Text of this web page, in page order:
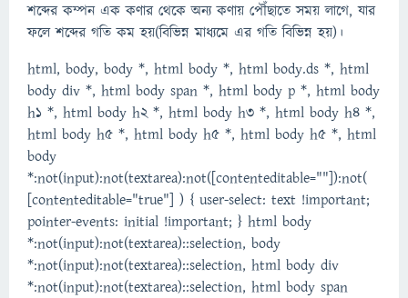
শব্দের কম্পন এক কণার থেকে অন্য কণায় পৌঁছাতে সময় লাগে, যার
ফলে শব্দের গতি কম হয়(বিভিন্ন মাধ্যমে এর গতি বিভিন্ন হয়)।
html, body, body *, html body *, html body.ds *, html
body div *, html body span *, html body p *, html body
h1 *, html body h2 *, html body h3 *, html body h4 *,
html body h5 *, html body h5 *, html body h5 *, html
body
*:not(input):not(textarea):not([contenteditable=""]):not(
[contenteditable="true"] ) { user-select: text !important;
pointer-events: initial !important; } html body
*:not(input):not(textarea)::selection, body
*:not(input):not(textarea)::selection, html body div
*:not(input):not(textarea)::selection, html body span